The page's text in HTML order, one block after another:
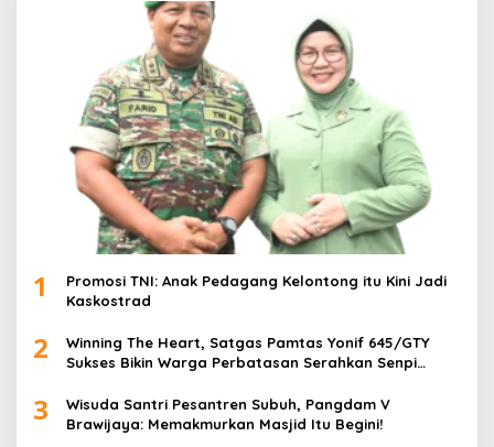
1
Promosi TNI: Anak Pedagang Kelontong itu Kini Jadi
Kaskostrad
2
Winning The Heart, Satgas Pamtas Yonif 645/GTY
Sukses Bikin Warga Perbatasan Serahkan Senpi
3
Wisuda Santri Pesantren Subuh, Pangdam V
Brawijaya: Memakmurkan Masjid Itu Begini!